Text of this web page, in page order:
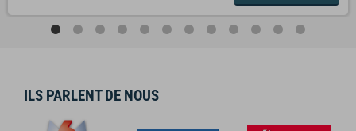
ILS PARLENT DE NOUS